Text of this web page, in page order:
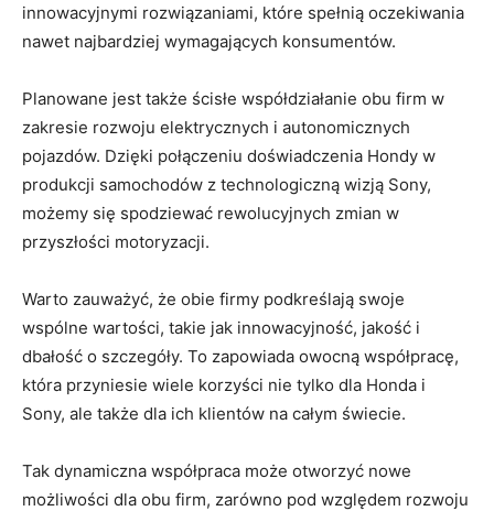
innowacyjnymi rozwiązaniami, które spełnią oczekiwania
nawet ⁣najbardziej wymagających konsumentów.
Planowane jest także ścisłe ⁣współdziałanie obu firm w
zakresie rozwoju ‌elektrycznych ‌i autonomicznych‌
pojazdów.​ Dzięki połączeniu doświadczenia Hondy w
produkcji⁣ samochodów ⁤z technologiczną wizją Sony,
możemy ⁣się spodziewać‌ rewolucyjnych zmian ‍w
‌przyszłości motoryzacji.
Warto zauważyć, że obie firmy podkreślają swoje
‌wspólne‍ wartości, takie ⁣jak innowacyjność, jakość⁣ i⁣
dbałość o⁤ szczegóły. To ⁢zapowiada owocną współpracę,
która przyniesie wiele korzyści nie⁢ tylko dla​ Honda i
⁤Sony, ale także dla ich ⁤klientów⁤ na ⁢całym⁣ świecie.
Tak dynamiczna współpraca może otworzyć‌ nowe‍
możliwości dla ⁣obu firm,‌ zarówno ⁤pod względem rozwoju